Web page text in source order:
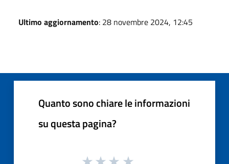
Ultimo aggiornamento: 28 novembre 2024, 12:45
Quanto sono chiare le informazioni
su questa pagina?